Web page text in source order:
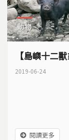
動物
【島嶼十二
2019-06-24
閱讀更多